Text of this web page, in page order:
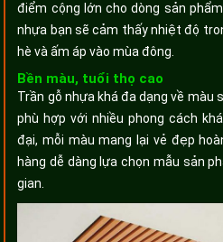
điểm cộng lớn cho dòng sản
nhựa bạn sẽ cảm thấy nhiệt độ
hè và ấm áp vào mùa đông.
Bền màu, tuổi thọ cao
Trần gỗ nhựa khá đa dạng về màu
phù hợp với nhiều phong cách
đại, mỗi màu mang lại vẻ đẹp
hàng dễ dàng lựa chọn mẫu sản
gian.